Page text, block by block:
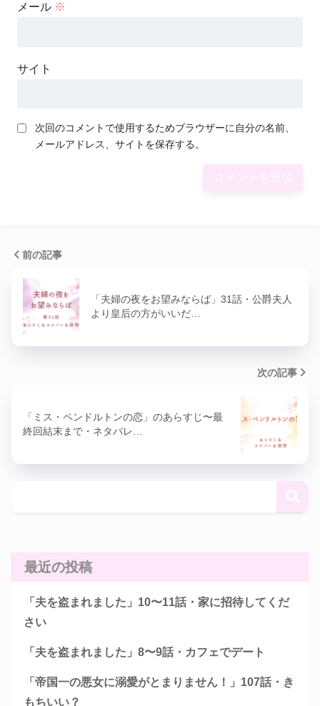
メール ※
サイト
次回のコメントで使用するためブラウザーに自分の名前、
メールアドレス、サイトを保存する。
前の記事
「夫婦の夜をお望みならば」31話・公爵夫人
より皇后の方がいいだ…
次の記事
「ミス・ペンドルトンの恋」のあらすじ〜最
終回結末まで・ネタバレ…
最近の投稿
「夫を盗まれました」10〜11話・家に招待してくだ
さい
「夫を盗まれました」8〜9話・カフェでデート
「帝国一の悪女に溺愛がとまりません！」107話・き
もちいい？